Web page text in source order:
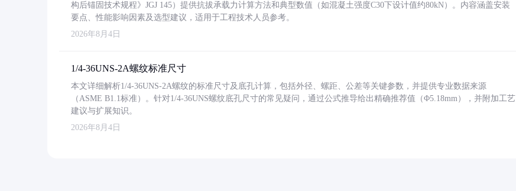
构后锚固技术规程》JGJ 145）提供抗拔承载力计算方法和典型数值（如混凝土强度C30下设计值约80kN）。内容涵盖安装
要点、性能影响因素及选型建议，适用于工程技术人员参考。
2026年8月4日
1/4-36UNS-2A螺纹标准尺寸
本文详细解析1/4-36UNS-2A螺纹的标准尺寸及底孔计算，包括外径、螺距、公差等关键参数，并提供专业数据来源
（ASME B1.1标准）。针对1/4-36UNS螺纹底孔尺寸的常见疑问，通过公式推导给出精确推荐值（Φ5.18mm），并附加工艺
建议与扩展知识。
2026年8月4日